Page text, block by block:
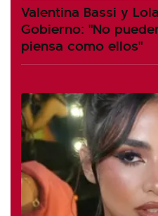
Valentina Bassi y
Gobierno: "No
piensa como ellos"